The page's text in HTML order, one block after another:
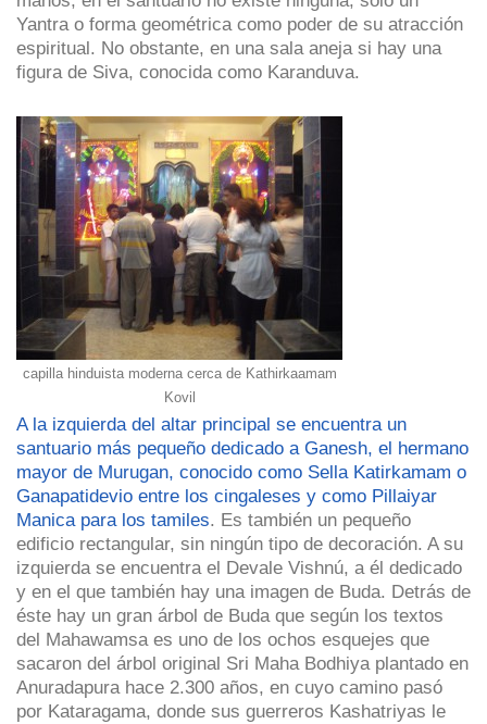
Yantra o forma geométrica como poder de su atracción
espiritual. No obstante, en una sala aneja si hay una
figura de Siva, conocida como Karanduva.
capilla hinduista moderna cerca de Kathirkaamam
Kovil
A la izquierda del altar principal se encuentra un
santuario más pequeño dedicado a Ganesh, el hermano
mayor de Murugan, conocido como Sella Katirkamam o
Ganapatidevio entre los cingaleses y como Pillaiyar
Manica para los tamiles. Es también un pequeño
edificio rectangular, sin ningún tipo de decoración. A su
izquierda se encuentra el Devale Vishnú, a él dedicado
y en el que también hay una imagen de Buda. Detrás de
éste hay un gran árbol de Buda que según los textos
del Mahawamsa es uno de los ochos esquejes que
sacaron del árbol original Sri Maha Bodhiya plantado en
Anuradapura hace 2.300 años, en cuyo camino pasó
por Kataragama, donde sus guerreros Kashatriyas le